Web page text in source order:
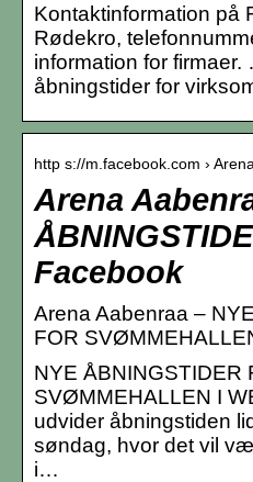
Kontaktinformation på
Rødekro,
information for
åbningstider for
http s://m.facebook.com ›
Arena
Facebook
Arena Aabenraa –
FOR
NYE ÅBNINGSTIDER
SVØMMEHALLEN I
udvider åbningstiden
søndag, hvor det vil
i…